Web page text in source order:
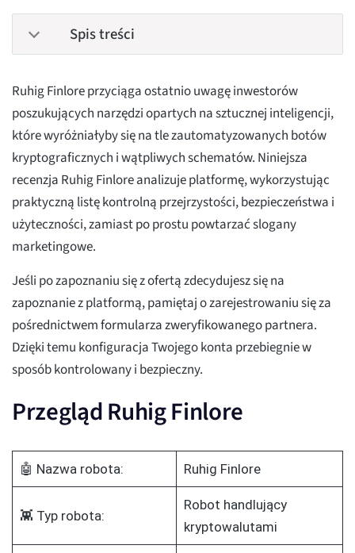
Spis treści
Ruhig Finlore przyciąga ostatnio uwagę inwestorów
poszukujących narzędzi opartych na sztucznej inteligencji,
które wyróżniałyby się na tle zautomatyzowanych botów
kryptograficznych i wątpliwych schematów. Niniejsza
recenzja Ruhig Finlore analizuje platformę, wykorzystując
praktyczną listę kontrolną przejrzystości, bezpieczeństwa i
użyteczności, zamiast po prostu powtarzać slogany
marketingowe.
Jeśli po zapoznaniu się z ofertą zdecydujesz się na
zapoznanie z platformą, pamiętaj o zarejestrowaniu się za
pośrednictwem formularza zweryfikowanego partnera.
Dzięki temu konfiguracja Twojego konta przebiegnie w
sposób kontrolowany i bezpieczny.
Przegląd Ruhig Finlore
🤖 Nazwa robota: Ruhig Finlore
👾 Typ robota:
Robot handlujący
kryptowalutami